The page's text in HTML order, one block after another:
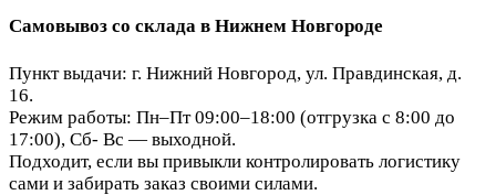
Самовывоз со склада в Нижнем Новгороде
Пункт выдачи: г. Нижний Новгород, ул. Правдинская, д.
16.
Режим работы: Пн–Пт 09:00–18:00 (отгрузка с 8:00 до
17:00), Сб- Вс — выходной.
Подходит, если вы привыкли контролировать логистику
сами и забирать заказ своими силами.